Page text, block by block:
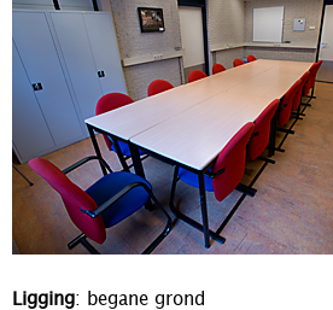
Ligging: begane grond